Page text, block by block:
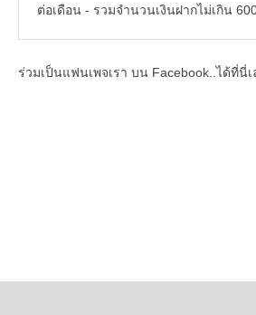
ต่อเดือน - รวมจำนวนเงินฝากไม่เกิน
ร่วมเป็นแฟนเพจเรา บน Facebook..ได้ที่นี่เ